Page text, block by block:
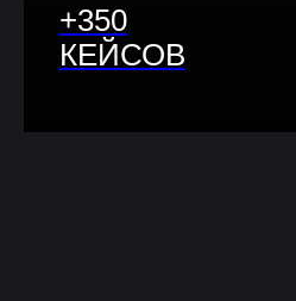
+350
КЕЙСОВ